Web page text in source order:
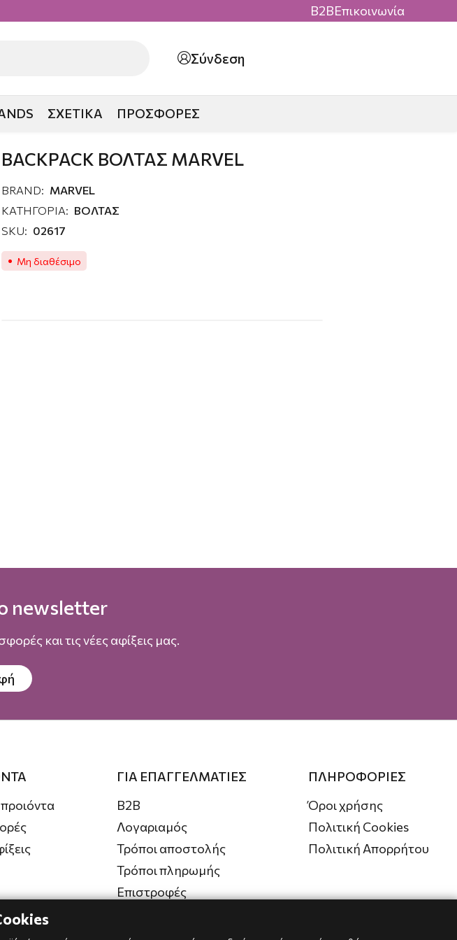
B2BΕπικοινωνία
Σύνδεση
ΣΧΕΤΙΚΑ ΠΡΟΣΦΟΡΕΣ
BACKPACK ΒΟΛΤΑΣ MARVEL
BRAND: MARVEL
ΚΑΤΗΓΟΡΙΑ: ΒΟΛΤΑΣ
SKU: 02617
Μη διαθέσιμο
newsletter
και τις νέες αφίξεις μας.
ΓΙΑ ΕΠΑΓΓΕΛΜΑΤΙΕΣ
B2B
Λογαριαμός
Τρόποι αποστολής
Τρόποι πληρωμής
Επιστροφές
ΠΛΗΡΟΦΟΡΙΕΣ
Όροι χρήσης
Πολιτική Cookies
Πολιτική Απορρήτου